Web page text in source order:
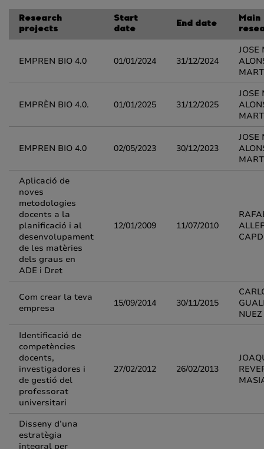
Research
projects
Start
date
End date
Main
EMPREN BIO 4.0 01/01/2024 31/12/2024
JOSE
EMPRÈN BIO 4.0. 01/01/2025 31/12/2025
JOSE
EMPREN BIO 4.0 02/05/2023 30/12/2023
JOSE
Aplicació de
noves
metodologies
docents a la
planificació i al
desenvolupament
de les matèries
dels graus en
ADE i Dret
12/01/2009 11/07/2010
Com crear la teva
empresa
15/09/2014 30/11/2015
NUEZ
Identificació de
competències
docents,
investigadores i
de gestió del
professorat
universitari
27/02/2012 26/02/2013
Disseny d’una
estratègia
integral per